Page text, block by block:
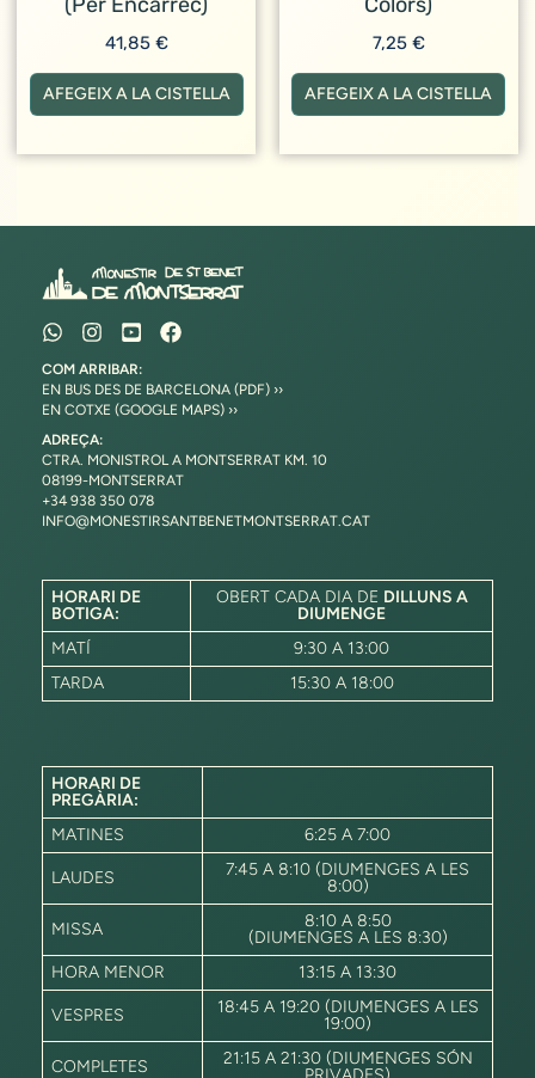
41,85 €
AFEGEIX A LA CISTELLA
7,25 €
AFEGEIX A LA CISTELLA
COM ARRIBAR:
EN BUS DES DE BARCELONA (PDF) ››
EN COTXE (GOOGLE MAPS) ››
ADREÇA:
CTRA. MONISTROL A MONTSERRAT KM. 10
08199-MONTSERRAT
+34 938 350 078
INFO@MONESTIRSANTBENETMONTSERRAT.CAT
HORARI DE
BOTIGA:
OBERT CADA DIA DE DILLUNS A
DIUMENGE
MATÍ
9:30 A 13:00
TARDA
15:30 A 18:00
HORARI DE
PREGÀRIA:
MATINES
6:25 A 7:00
LAUDES
7:45 A 8:10 (DIUMENGES A LES
8:00)
MISSA
8:10 A 8:50
(DIUMENGES A LES 8:30)
HORA MENOR
13:15 A 13:30
VESPRES
18:45 A 19:20 (DIUMENGES A LES
19:00)
COMPLETES
21:15 A 21:30 (DIUMENGES SÓN